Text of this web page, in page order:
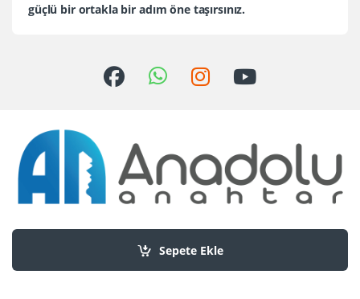
Sepete Ekle
güçlü bir ortakla bir adım öne taşırsınız.
Sorularınız mı var?
+90 552 436 80 30